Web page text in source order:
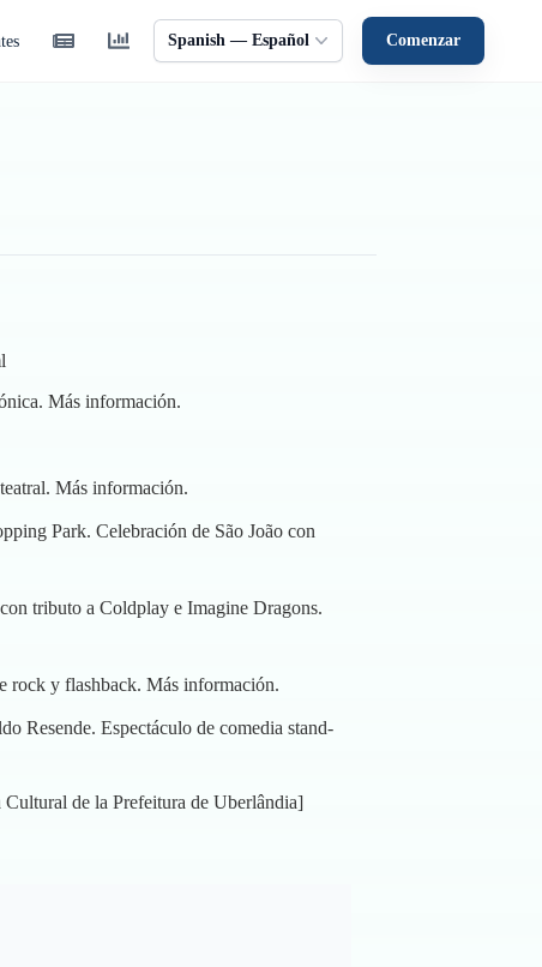
Spanish — Español Comenzar
Más información.
Más información.
Park. Celebración de São João con
tributo a Coldplay e Imagine Dragons.
rock y flashback. Más información.
Resende. Espectáculo de comedia stand-
Cultural de la Prefeitura de Uberlândia]